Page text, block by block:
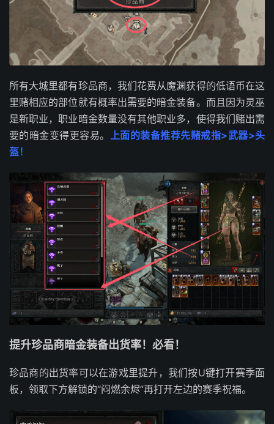
所有大城里都有珍品商，我们花费从魔渊获得的低语币在这
里赌相应的部位就有概率出需要的暗金装备。而且因为灵巫
是新职业，职业暗金数量没有其他职业多，使得我们赌出需
要的暗金变得更容易。 上面的装备推荐先赌戒指>武器>头
盔！
提升珍品商暗金装备出货率！必看！
珍品商的出货率可以在游戏里提升，我们按U键打开赛季面
板，领取下方解锁的“闷燃余烬”再打开左边的赛季祝福。